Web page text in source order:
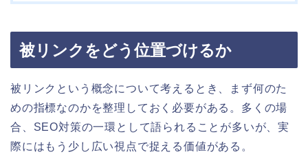
被リンクをどう位置づけるか
被リンクという概念について考えるとき、まず何のた
めの指標なのかを整理しておく必要がある。多くの場
合、SEO対策の一環として語られることが多いが、実
際にはもう少し広い視点で捉える価値がある。